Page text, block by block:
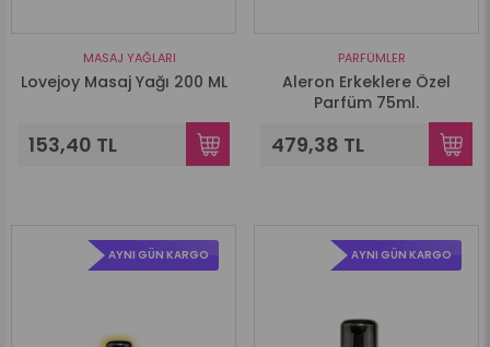
MASAJ YAĞLARI
Lovejoy Masaj Yağı 200 ML
153,40 TL
PARFÜMLER
Aleron Erkeklere Özel
Parfüm 75ml.
479,38 TL